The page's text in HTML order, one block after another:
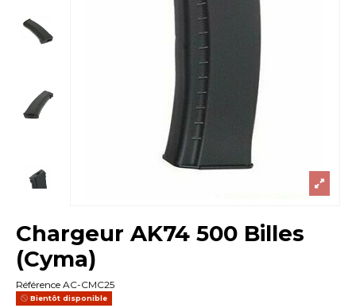
Chargeur AK74 500 Billes
(Cyma)
Référence AC-CMC25
Bientôt disponible